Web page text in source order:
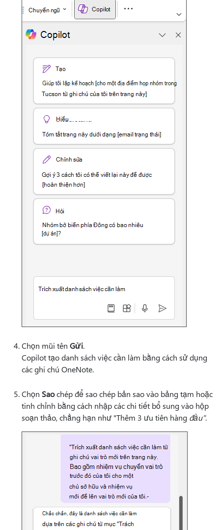
Chọn mũi tên Gửi.
Copilot tạo danh sách việc cần làm bằng cách sử dụng
các ghi chú OneNote.
Chọn Saochép để sao chép bản sao vào bảng tạm hoặc
tinh chỉnh bằng cách nhập các chi tiết bổ sung vào hộp
soạn thảo, chẳng hạn như "Thêm 3 ưu tiên hàng đầu".